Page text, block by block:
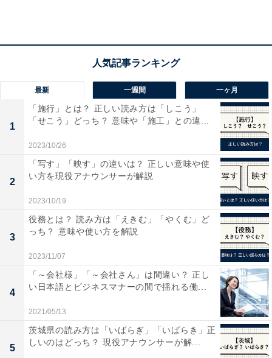
XFスポーツブレイクのエンジンは、2.0Lのガソリンターボと2.0Lのディー
ゼルターボ。価格は前者が7,560,000円、後者が7,220,000円。スリーサイ
ズは、全長4965×全幅1880×全高1455mm
後端に向かって下がっていく、流れるようなルーフライ
ンなど、スポーツワゴンといえるスタイリングが魅力
だ。しかし、荷室は十分な容量が確保されていて、通常
時は565Lだが、後席をたたむと、最大1700L(テニスボー
ル6500個分)という大容量のスペースになる。
最新 一週間 一ヶ月
1
「施行」とは？ 正しい読み方は「しこう」
「せこう」どっち？ 意味や「施工」との違...
2023/10/26
2
「写す」「映す」の違いは？ 正しい意味や使
い方を現役アナウンサーが解説
2023/10/19
3
役務とは？ 読み方は「えきむ」「やくむ」ど
っち？ 意味や使い方を解説
2023/11/07
4
「～会社様」「～会社さん」は間違い？ 正し
い日本語とビジネスマナーの間で揺れる働...
2021/05/13
5
茨城県の読み方は「いばらぎ」「いばらき」正
しいのはどっち？ 現役アナウンサーが解...